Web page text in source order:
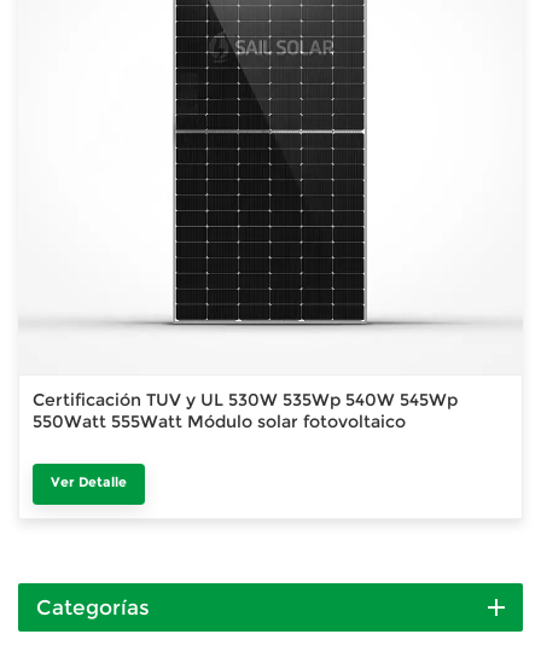
Certificación TUV y UL 530W 535Wp 540W 545Wp
550Watt 555Watt Módulo solar fotovoltaico
Ver Detalle
Categorías